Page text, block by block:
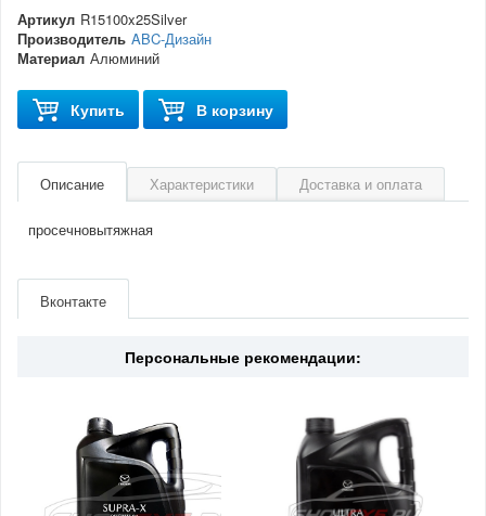
Артикул R15100x25Silver
Производитель ABC-Дизайн
Материал Алюминий
Купить В корзину
Описание Характеристики Доставка и оплата
просечновытяжная
Материал Алюминий
Вконтакте
Персональные рекомендации: